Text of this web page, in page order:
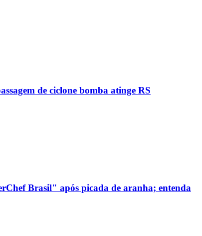
de ciclone bomba atinge RS
Brasil" após picada de aranha; entenda